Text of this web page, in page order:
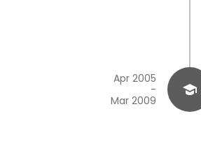
Apr 2005
-
Mar 2009